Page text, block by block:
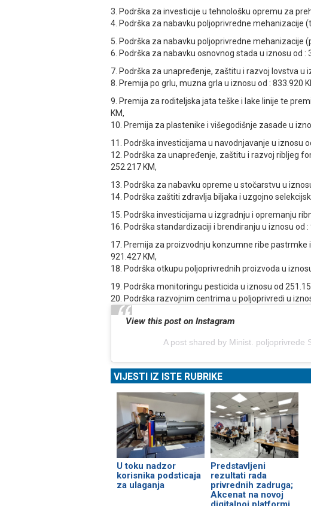
3. Podrška za investicije u tehnološku opremu za
4. Podrška za nabavku poljoprivredne mehanizacije
5. Podrška za nabavku poljoprivredne mehanizacije
6. Podrška za nabavku osnovnog stada u iznosu od :
7. Podrška za unapređenje, zaštitu i razvoj lovstva u
8. Premija po grlu, muzna grla u iznosu od : 833.920
9. Premija za roditeljska jata teške i lake linije te
KM,
10. Premija za plastenike i višegodišnje zasade u
11. Podrška investicijama u navodnjavanje u iznosu
12. Podrška za unapređenje, zaštitu i razvoj ribljeg
252.217 KM,
13. Podrška za nabavku opreme u stočarstvu u
14. Podrška zaštiti zdravlja biljaka i uzgojno
15. Podrška investicijama u izgradnju i opremanju
16. Podrška standardizaciji i brendiranju u iznosu od :
17. Premija za proizvodnju konzumne ribe pastrmke
921.427 KM,
18. Podrška otkupu poljoprivrednih proizvoda u
19. Podrška monitoringu pesticida u iznosu od
20. Podrška razvojnim centrima u poljoprivredi u
View this post on Instagram
A post shared by Minist. poljoprivrede
VIJESTI IZ ISTE RUBRIKE
U toku nadzor
korisnika podsticaja
za ulaganja
Predstavljeni
rezultati rada
privrednih zadruga;
Akcenat na novoj